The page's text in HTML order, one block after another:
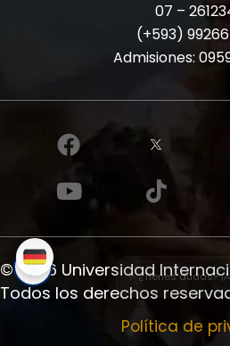
07 –
(+593)
Admisiones:
© 2026 Universidad
Todos los derechos
Política de
✨ ¿Tienes dudas?